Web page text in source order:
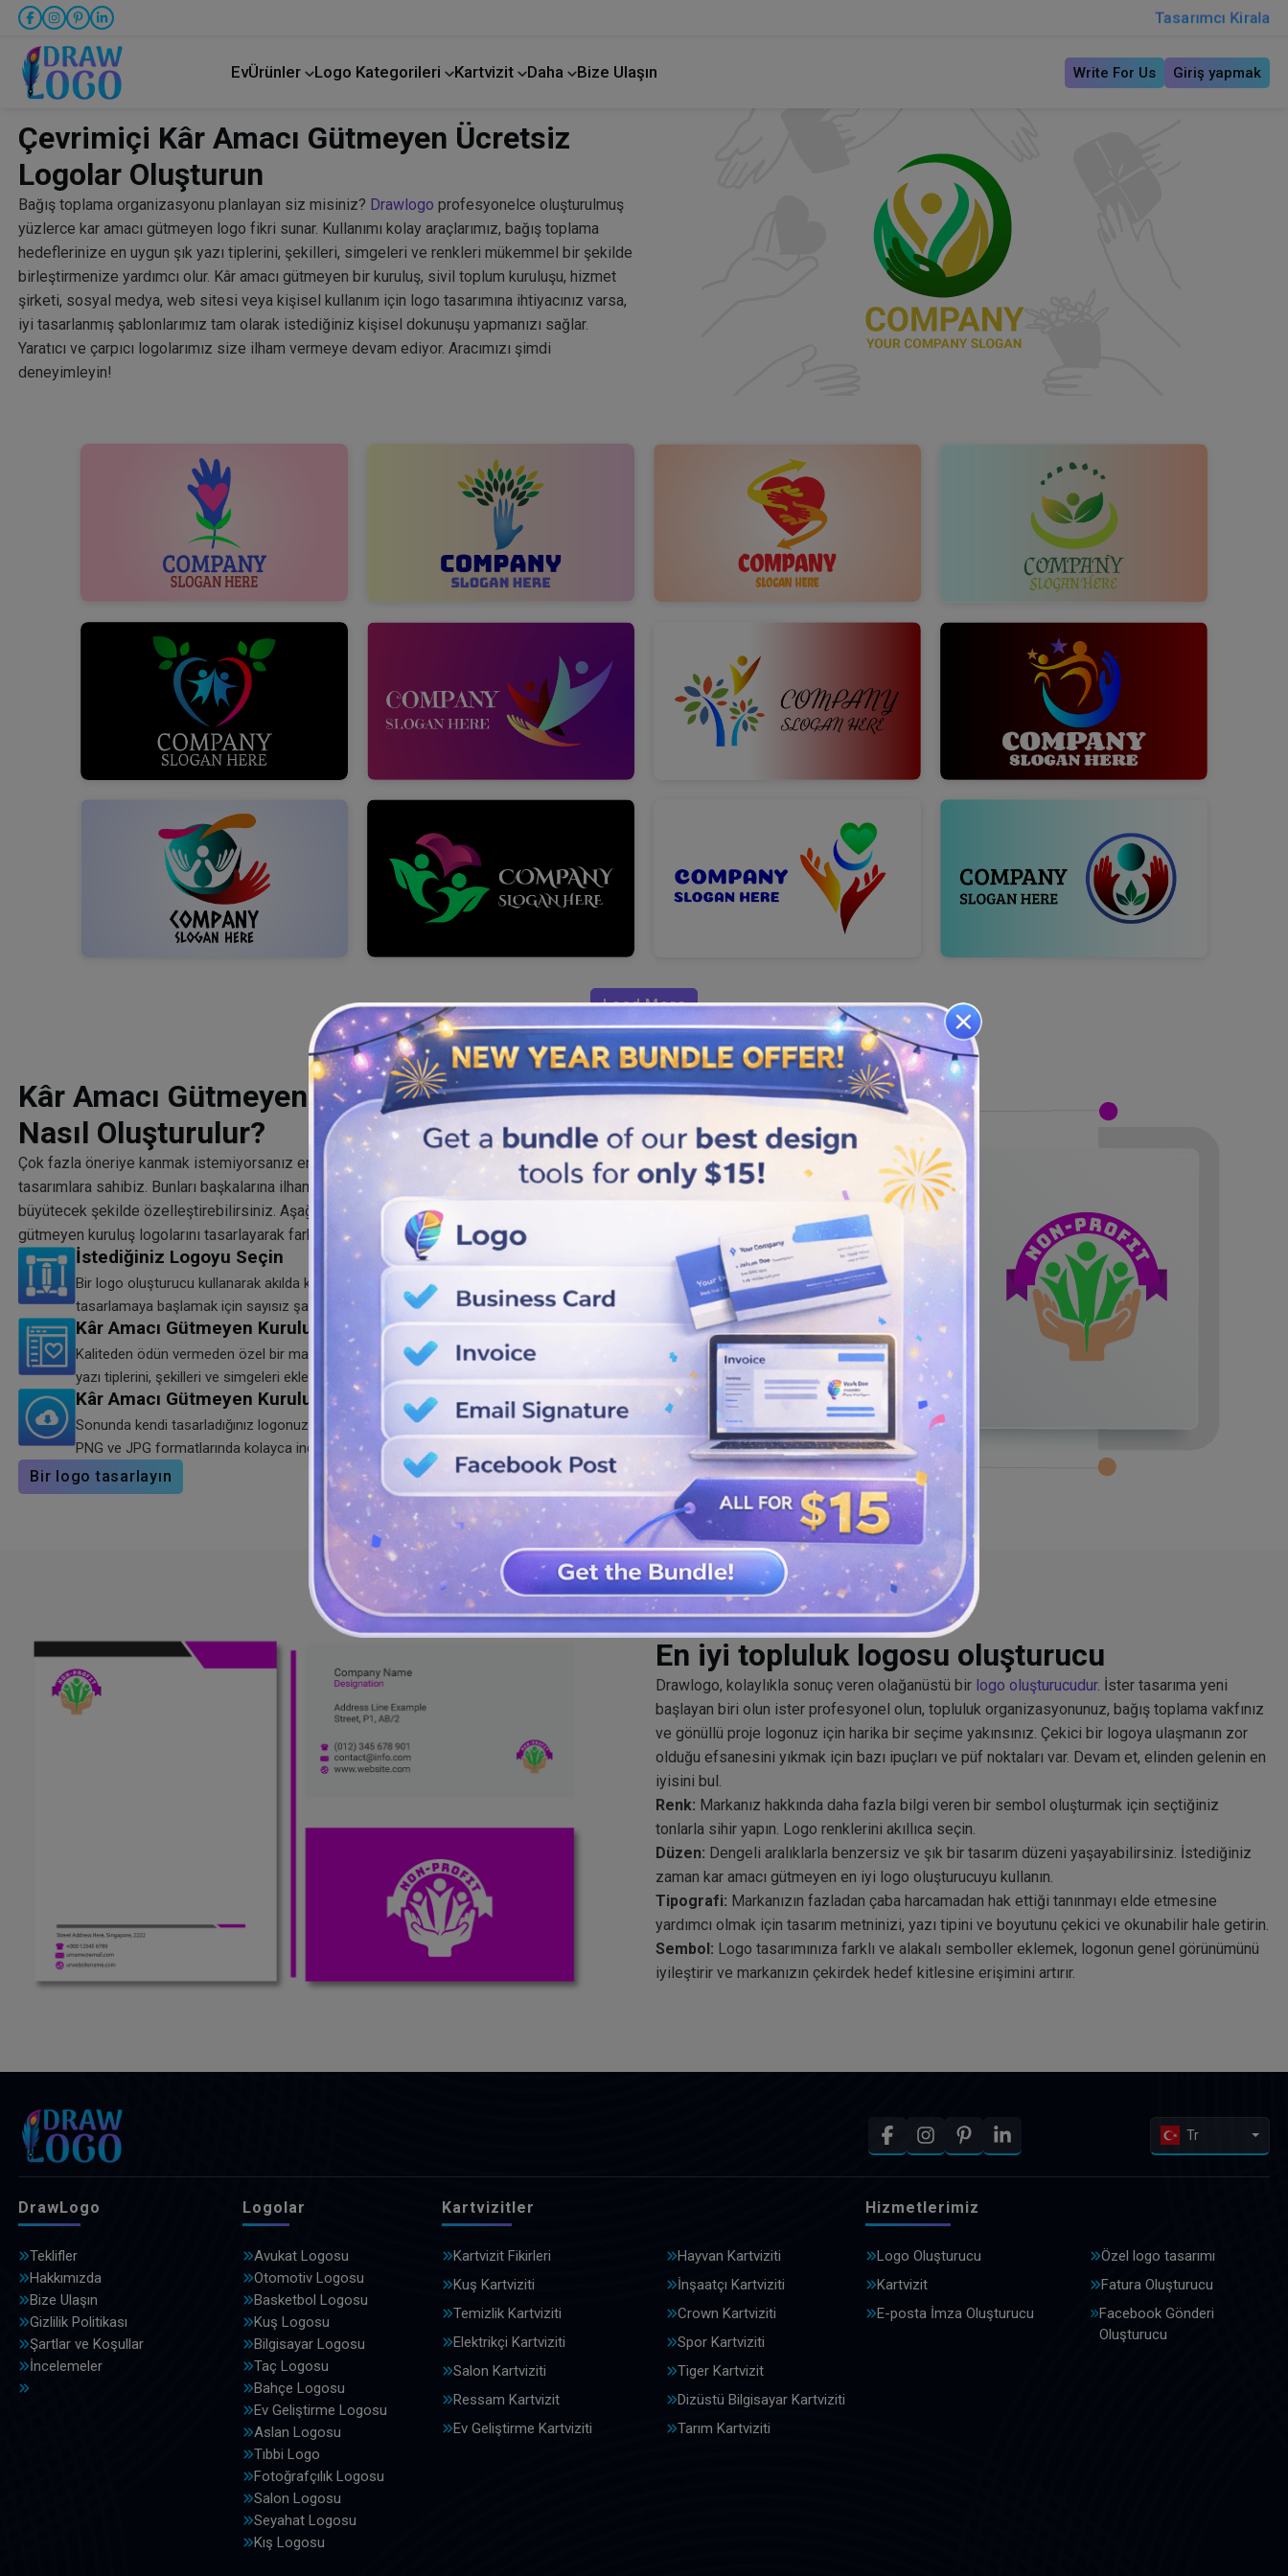
Tasarımcı Kirala
EvÜrünler Logo Kategorileri Kartvizit Daha Bize Ulaşın Write For Us Giriş yapmak
Çevrimiçi Kâr Amacı Gütmeyen Ücretsiz
Logolar Oluşturun
Bağış toplama organizasyonu planlayan siz misiniz? Drawlogo profesyonelce oluşturulmuş
yüzlerce kar amacı gütmeyen logo fikri sunar. Kullanımı kolay araçlarımız, bağış toplama
hedeflerinize en uygun şık yazı tiplerini, şekilleri, simgeleri ve renkleri mükemmel bir şekilde
birleştirmenize yardımcı olur. Kâr amacı gütmeyen bir kuruluş, sivil toplum kuruluşu, hizmet
şirketi, sosyal medya, web sitesi veya kişisel kullanım için logo tasarımına ihtiyacınız varsa,
iyi tasarlanmış şablonlarımız tam olarak istediğiniz kişisel dokunuşu yapmanızı sağlar.
Yaratıcı ve çarpıcı logolarımız size ilham vermeye devam ediyor. Aracımızı şimdi
deneyimleyin!
Load More
Kâr Amacı Gütmeyen Profesyonel Bir Logo
Nasıl Oluşturulur?
Çok fazla öneriye kanmak istemiyorsanız endişelenmeyin. Sizi kapsayacak en iyi
tasarımlara sahibiz. Bunları başkalarına ilham verecek ve markanızı ilgili kitleler arasında
büyütecek şekilde özelleştirebilirsiniz. Aşağıdaki adımlarda belirtildiği gibi en iyi kâr amacı
gütmeyen kuruluş logolarını tasarlayarak fark yaratın.
İstediğiniz Logoyu Seçin
Bir logo oluşturucu kullanarak akılda kalıcı, kâr amacı gütmeyen kuruluş logonuzu
tasarlamaya başlamak için sayısız şablondan birini seçin.
Kâr Amacı Gütmeyen Kuruluş Logosunu Düzenle
Kaliteden ödün vermeden özel bir marka logosu oluşturmak için seçtiğiniz renk tonlarını,
yazı tiplerini, şekilleri ve simgeleri ekleyin.
Kâr Amacı Gütmeyen Kuruluş Logosunu İndirin
Sonunda kendi tasarladığınız logonuzu kaydetmeye hazır mısınız? Yardım logonuzu SVG,
PNG ve JPG formatlarında kolayca indirebilirsiniz.
Bir logo tasarlayın
En iyi topluluk logosu oluşturucu
Drawlogo, kolaylıkla sonuç veren olağanüstü bir logo oluşturucudur. İster tasarıma yeni
başlayan biri olun ister profesyonel olun, topluluk organizasyonunuz, bağış toplama vakfınız
ve gönüllü proje logonuz için harika bir seçime yakınsınız. Çekici bir logoya ulaşmanın zor
olduğu efsanesini yıkmak için bazı ipuçları ve püf noktaları var. Devam et, elinden gelenin en
iyisini bul.
Renk: Markanız hakkında daha fazla bilgi veren bir sembol oluşturmak için seçtiğiniz
tonlarla sihir yapın. Logo renklerini akıllıca seçin.
Düzen: Dengeli aralıklarla benzersiz ve şık bir tasarım düzeni yaşayabilirsiniz. İstediğiniz
zaman kar amacı gütmeyen en iyi logo oluşturucuyu kullanın.
Tipografi: Markanızın fazladan çaba harcamadan hak ettiği tanınmayı elde etmesine
yardımcı olmak için tasarım metninizi, yazı tipini ve boyutunu çekici ve okunabilir hale getirin.
Sembol: Logo tasarımınıza farklı ve alakalı semboller eklemek, logonun genel görünümünü
iyileştirir ve markanızın çekirdek hedef kitlesine erişimini artırır.
Tr
DrawLogo
Teklifler
Hakkımızda
Bize Ulaşın
Gizlilik Politikası
Şartlar ve Koşullar
İncelemeler
Logolar
Avukat Logosu
Otomotiv Logosu
Basketbol Logosu
Kuş Logosu
Bilgisayar Logosu
Taç Logosu
Bahçe Logosu
Ev Geliştirme Logosu
Aslan Logosu
Tıbbi Logo
Fotoğrafçılık Logosu
Salon Logosu
Seyahat Logosu
Kış Logosu
Kartvizitler
Kartvizit Fikirleri
Hayvan Kartviziti
Kuş Kartviziti
İnşaatçı Kartviziti
Temizlik Kartviziti
Crown Kartviziti
Elektrikçi Kartviziti
Spor Kartviziti
Salon Kartviziti
Tiger Kartvizit
Ressam Kartvizit
Dizüstü Bilgisayar Kartviziti
Ev Geliştirme Kartviziti
Tarım Kartviziti
Hizmetlerimiz
Logo Oluşturucu
Özel logo tasarımı
Kartvizit
Fatura Oluşturucu
E-posta İmza Oluşturucu
Facebook Gönderi
Oluşturucu